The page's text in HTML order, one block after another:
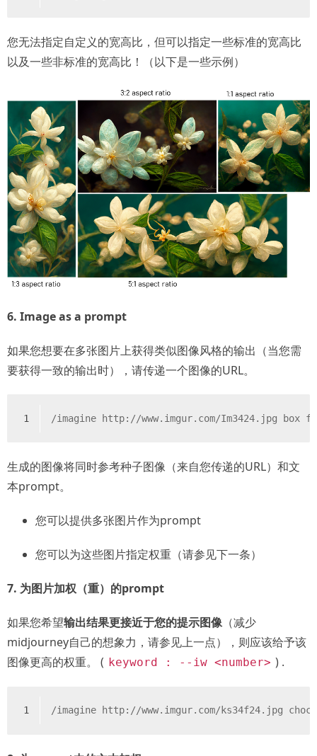
您无法指定自定义的宽高比，但可以指定一些标准的宽高比
以及一些非标准的宽高比！（以下是一些示例）
6. Image as a prompt
如果您想要在多张图片上获得类似图像风格的输出（当您需
要获得一致的输出时），请传递一个图像的URL。
1 /imagine http://www.imgur.com/Im3424.jpg box
生成的图像将同时参考种子图像（来自您传递的URL）和文
本prompt。
您可以提供多张图片作为prompt
您可以为这些图片指定权重（请参见下一条）
7. 为图片加权（重）的prompt
如果您希望输出结果更接近于您的提示图像（减少
midjourney自己的想象力，请参见上一点），则应该给予该
图像更高的权重。 ( keyword : --iw <number> ) .
1 /imagine http://www.imgur.com/ks34f24.jpg